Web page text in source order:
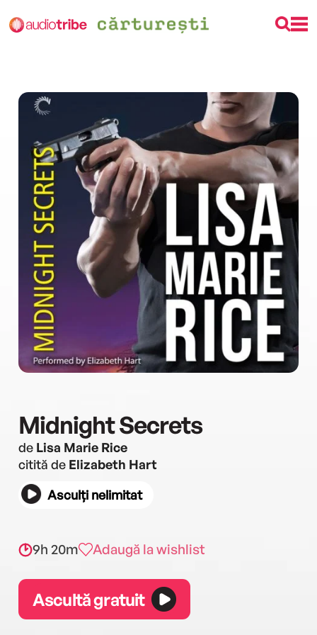
Midnight Secrets
de Lisa Marie Rice
citită de Elizabeth Hart
Asculți nelimitat
9h 20m Adaugă la wishlist
Ascultă gratuit